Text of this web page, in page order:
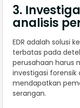
3.
analisis
EDR adalah solusi
terbatas pada
perusahaan harus
investigasi forensik
mendapatkan
serangan.